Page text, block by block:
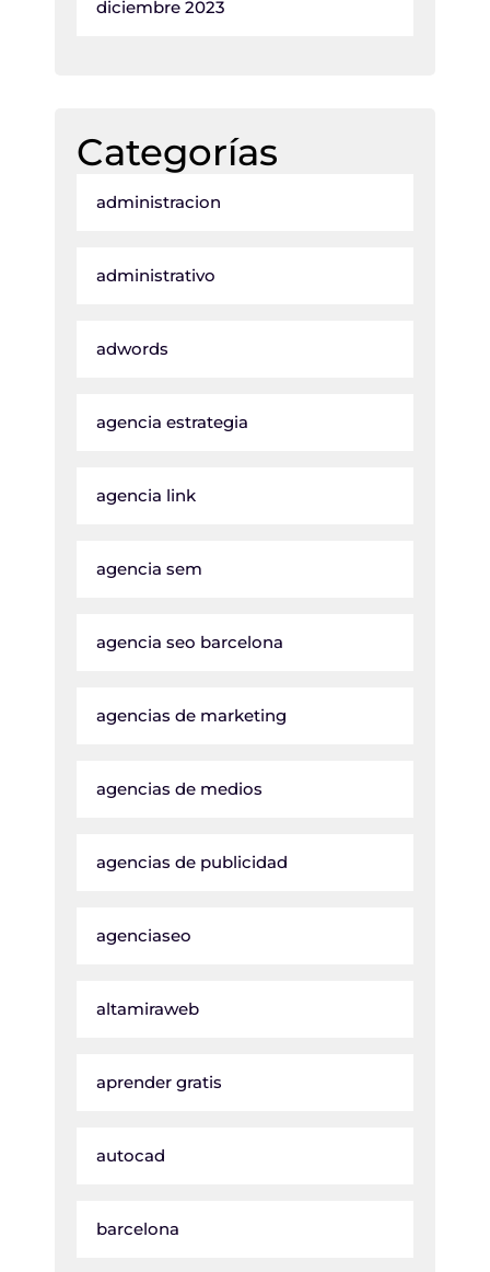
diciembre 2023
Categorías
administracion
administrativo
adwords
agencia estrategia
agencia link
agencia sem
agencia seo barcelona
agencias de marketing
agencias de medios
agencias de publicidad
agenciaseo
altamiraweb
aprender gratis
autocad
barcelona